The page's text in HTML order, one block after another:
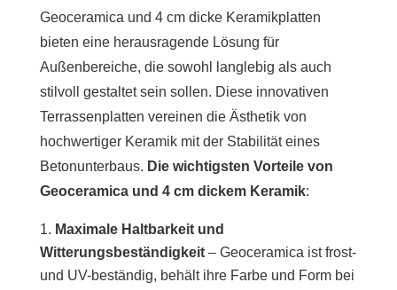
Geoceramica und 4 cm dicke Keramikplatten
bieten eine herausragende Lösung für
Außenbereiche, die sowohl langlebig als auch
stilvoll gestaltet sein sollen. Diese innovativen
Terrassenplatten vereinen die Ästhetik von
hochwertiger Keramik mit der Stabilität eines
Betonunterbaus. Die wichtigsten Vorteile von
Geoceramica und 4 cm dickem Keramik:
Maximale Haltbarkeit und
Witterungsbeständigkeit– Geoceramica ist frost-
und UV-beständig, behält ihre Farbe und Form bei